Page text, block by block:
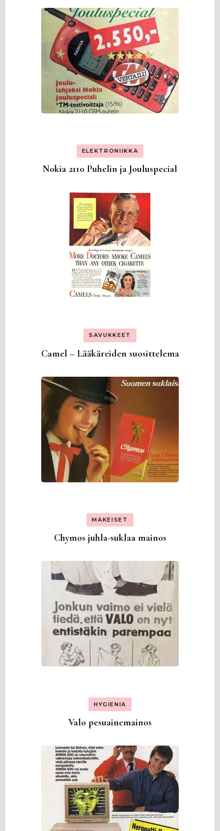
ELEKTRONIIKKA
Nokia 2110 Puhelin ja Jouluspecial
SAVUKKEET
Camel – Lääkäreiden suosittelema
MAKEISET
Chymos juhla-suklaa mainos
HYGIENIA
Valo pesuainemainos